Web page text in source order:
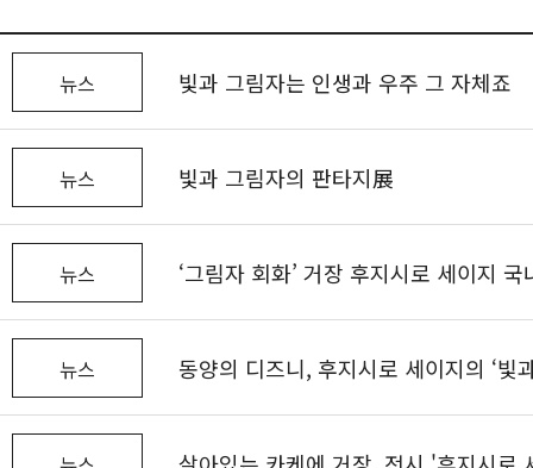
뉴스 빛과 그림자는 인생과 우주 그 자체죠
뉴스 빛과 그림자의 판타지展
뉴스 ‘그림자 회화’ 거장 후지시로 세이지
뉴스 동양의 디즈니, 후지시로 세이지의 ‘빛